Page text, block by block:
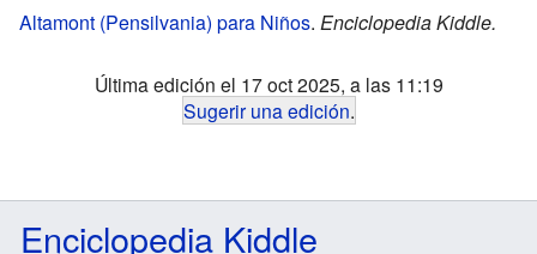
Altamont (Pensilvania) para Niños. Enciclopedia Kiddle.
Última edición el 17 oct 2025, a las 11:19
Sugerir una edición.
Enciclopedia Kiddle